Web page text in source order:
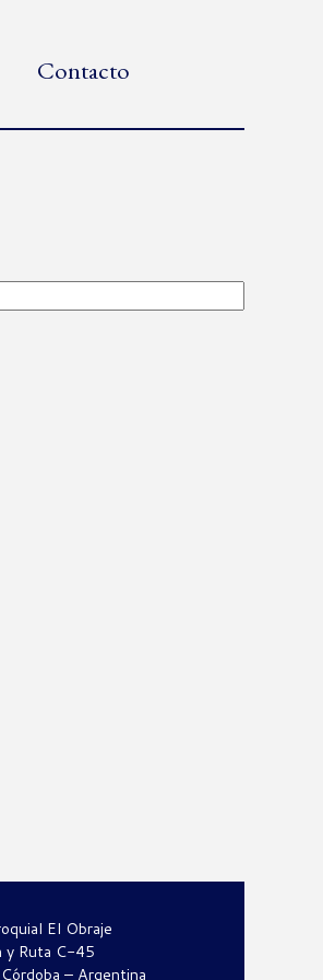
Contacto
El Obraje
y Ruta C-45
– Argentina